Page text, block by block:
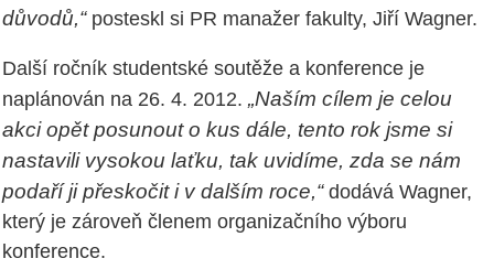
důvodů,“ posteskl si PR manažer fakulty, Jiří Wagner.
Další ročník studentské soutěže a konference je
naplánován na 26. 4. 2012. „Naším cílem je celou
akci opět posunout o kus dále, tento rok jsme si
nastavili vysokou laťku, tak uvidíme, zda se nám
podaří ji přeskočit i v dalším roce,“ dodává Wagner,
který je zároveň členem organizačního výboru
konference.